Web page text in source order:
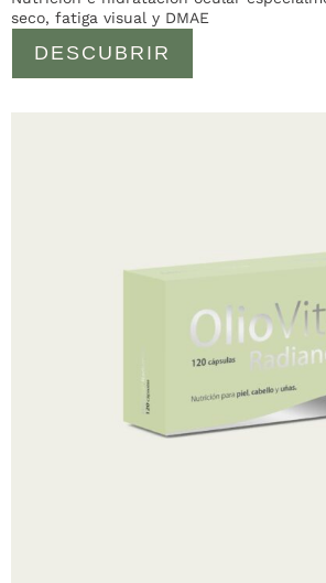
DESCUBRIR
seco, fatiga visual y DMAE